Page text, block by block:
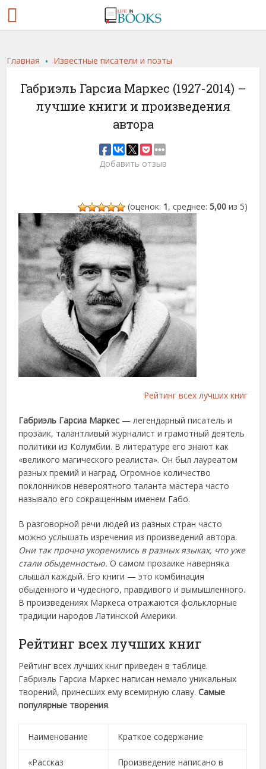
Главная . Известные писатели и поэты
Габриэль Гарсиа Маркес (1927-2014) –
лучшие книги и произведения
автора
Добавить отзыв
(оценок: 1, среднее: 5,00из 5)
Рейтинг всех лучших книг
Габриэль Гарсиа Маркес — легендарный писатель и
прозаик, талантливый журналист и грамотный деятель
политики из Колумбии. В литературе его знают как
«великого магического реалиста». Он был лауреатом
разных премий и наград. Огромное количество
поклонников невероятного таланта мастера часто
называло его сокращенным именем Габо.
В разговорной речи людей из разных стран часто
можно услышать изречения из произведений автора.
Они так прочно укоренились в разных языках, что уже
стали обыденностью. О самом прозаике наверняка
слышал каждый. Его книги — это комбинация
обыденного и чудесного, правдивого и вымышленного.
В произведениях Маркеса отражаются фольклорные
традиции народов Латинской Америки.
Рейтинг всех лучших книг
Рейтинг всех лучших книг приведен в таблице.
Габриэль Гарсиа Маркес написан немало уникальных
творений, принесших ему всемирную славу.Самые
популярные творения.
Наименование Краткое содержание
«Рассказ
Произведение написано в